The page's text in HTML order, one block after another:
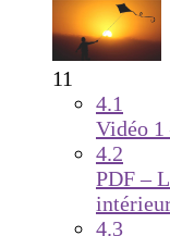
11
4.1
Vidéo 1
4.2
PDF –
4.3